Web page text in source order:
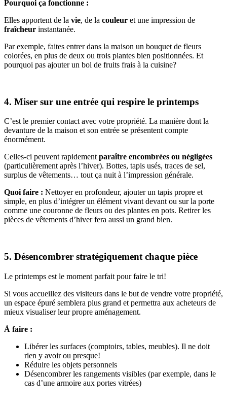
Pourquoi ça fonctionne :
Elles apportent de la vie, de la couleur et une impression de
fraîcheur instantanée.
Par exemple, faites entrer dans la maison un bouquet de fleurs
colorées, en plus de deux ou trois plantes bien positionnées. Et
pourquoi pas ajouter un bol de fruits frais à la cuisine?
4. Miser sur une entrée qui respire le printemps
C’est le premier contact avec votre propriété. La manière dont la
devanture de la maison et son entrée se présentent compte
énormément.
Celles-ci peuvent rapidement paraître encombrées ou négligées
(particulièrement après l’hiver). Bottes, tapis usés, traces de sel,
surplus de vêtements… tout ça nuit à l’impression générale.
Quoi faire : Nettoyer en profondeur, ajouter un tapis propre et
simple, en plus d’intégrer un élément vivant devant ou sur la porte
comme une couronne de fleurs ou des plantes en pots. Retirer les
pièces de vêtements d’hiver fera aussi un grand bien.
5. Désencombrer stratégiquement chaque pièce
Le printemps est le moment parfait pour faire le tri!
Si vous accueillez des visiteurs dans le but de vendre votre propriété,
un espace épuré semblera plus grand et permettra aux acheteurs de
mieux visualiser leur propre aménagement.
À faire :
Libérer les surfaces (comptoirs, tables, meubles). Il ne doit
rien y avoir ou presque!
Réduire les objets personnels
Désencombrer les rangements visibles (par exemple, dans le
cas d’une armoire aux portes vitrées)